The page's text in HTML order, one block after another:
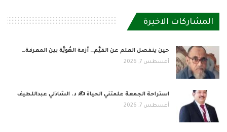
المشاركات الاخيرة
حين ينفصل العلم عن القيَّم… أزمة الهُويَّة بين المعرفة…
أغسطس 7, 2026
استراحة الجمعة علمتني الحياة ✍️ د. الشاذلي عبداللطيف
أغسطس 7, 2026